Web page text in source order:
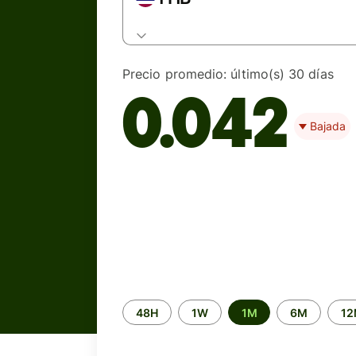
Precio promedio: último(s) 30 días
0.042 Bajada
Time
period
48H 1W 1M 6M